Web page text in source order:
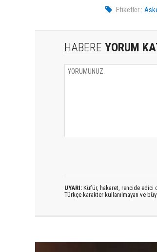
Etiketler :
HABERE YORUM
UYARI: Küfür, hakaret, rencide edici
Türkçe karakter kullanılmayan ve